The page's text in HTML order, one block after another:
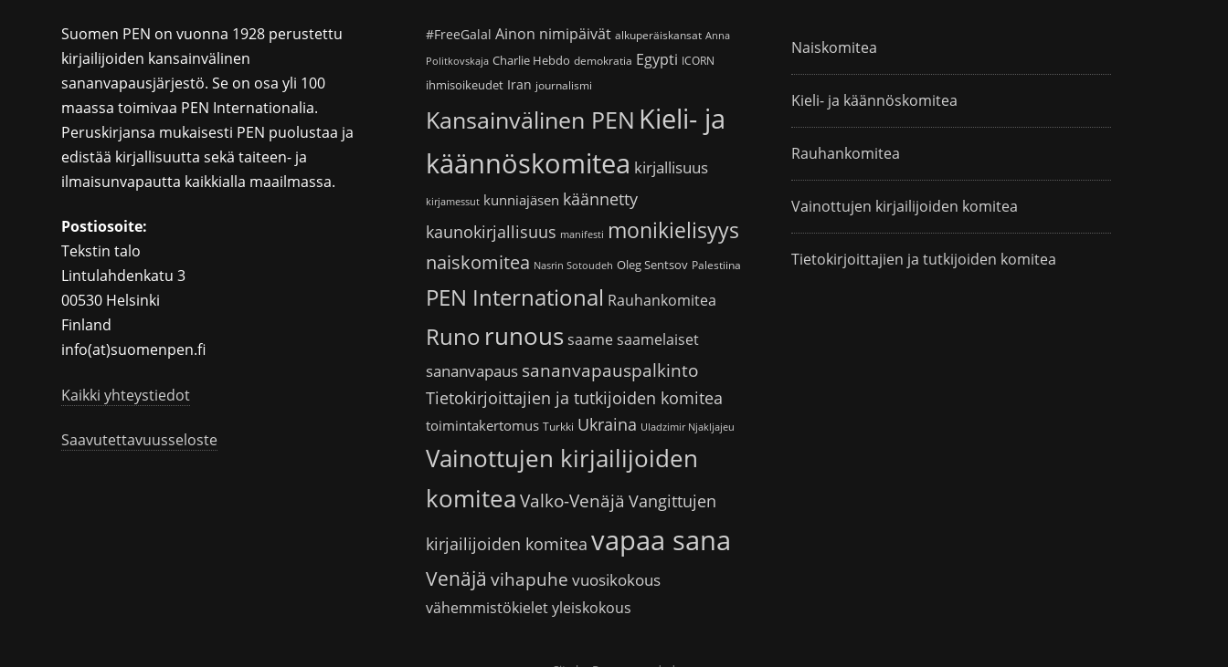
Suomen PEN on vuonna 1928 perustettu
kirjailijoiden kansainvälinen
sananvapausjärjestö. Se on osa yli 100
maassa toimivaa PEN Internationalia.
Peruskirjansa mukaisesti PEN puolustaa ja
edistää kirjallisuutta sekä taiteen- ja
ilmaisunvapautta kaikkialla maailmassa.
Postiosoite:
Tekstin talo
Lintulahdenkatu 3
00530 Helsinki
Finland
info(at)suomenpen.fi
Kaikki yhteystiedot
Saavutettavuusseloste
#FreeGalal Ainon nimipäivät alkuperäiskansat Anna
Politkovskaja Charlie Hebdo demokratia Egypti ICORN
ihmisoikeudet Iran journalismi
Kansainvälinen PEN Kieli- ja
käännöskomitea kirjallisuus
kirjamessut kunniajäsen käännetty
kaunokirjallisuus manifesti monikielisyys
naiskomitea Nasrin Sotoudeh Oleg Sentsov Palestiina
PEN International Rauhankomitea
Runo runoussaamesaamelaiset
sananvapaus sananvapauspalkinto
Tietokirjoittajien ja tutkijoiden komitea
toimintakertomus Turkki Ukraina Uladzimir Njakljajeu
Vainottujen kirjailijoiden
komitea Valko-Venäjä Vangittujen
kirjailijoiden komitea vapaa sana
Venäjä vihapuhe vuosikokous
vähemmistökieletyleiskokous
Naiskomitea
Kieli- ja käännöskomitea
Rauhankomitea
Vainottujen kirjailijoiden komitea
Tietokirjoittajien ja tutkijoiden komitea